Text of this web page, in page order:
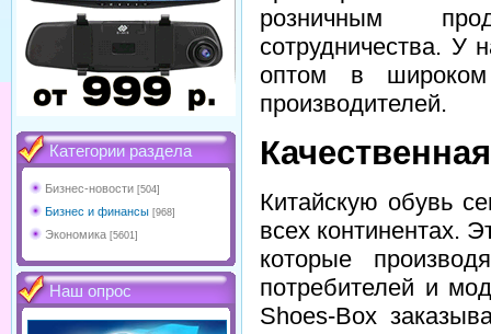
Категории раздела
Бизнес-новости [504]
Бизнес и финансы [968]
Экономика [5601]
Наш опрос
розничным
сотрудничества. У
оптом в
производителей.
Китайскую обувь
всех континентах.
которые
потребителей и
Shoes-Box